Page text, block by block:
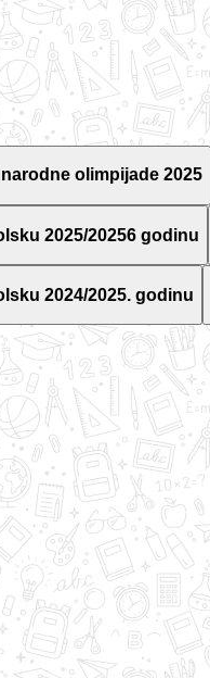
olimpijade 2025
2025/20256 godinu
2024/2025. godinu